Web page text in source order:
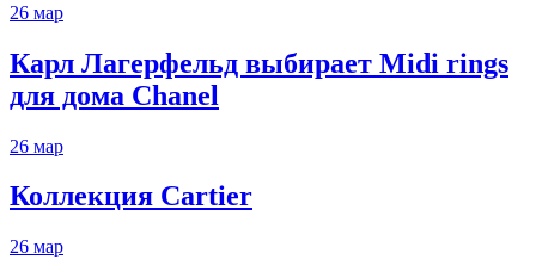
26 мар
Карл Лагерфельд выбирает Midi rings
для дома Chanel
26 мар
Коллекция Cartier
26 мар